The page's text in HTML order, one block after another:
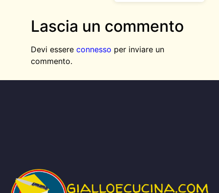
Lascia un commento
Devi essere connesso per inviare un
commento.